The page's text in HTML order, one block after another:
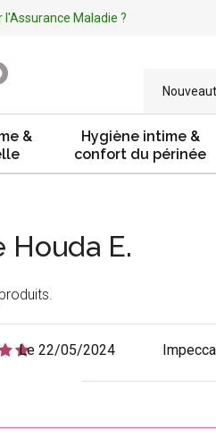
l'Assurance Maladie ?
&
Hygiène intime &
confort du périnée
Houda E.
Le 22/05/2024